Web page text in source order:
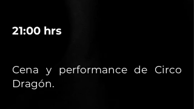
21:00 hrs
Cena y performance de Circo
Dragón.